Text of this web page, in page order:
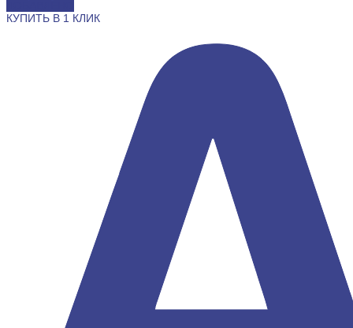
КУПИТЬ В 1 КЛИК